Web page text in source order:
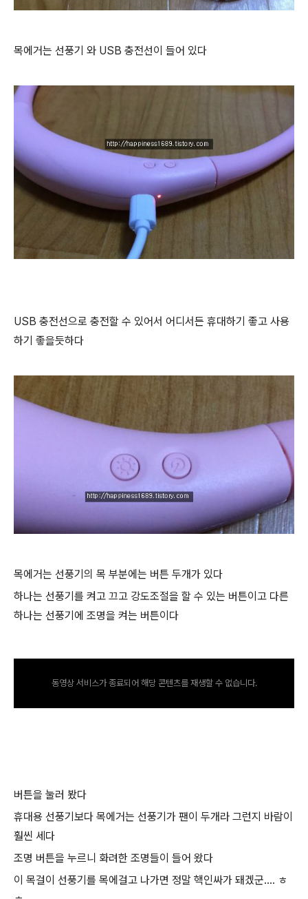
목에거는 선풍기 와 USB 충전선이 들어 있다
USB 충전선으로 충전할 수 있어서 어디서든 휴대하기 좋고 사용
하기 좋을듯하다
목에거는 선풍기의 목 부분에는 버튼 두개가 있다
하나는 선풍기를 켜고 끄고 강도조절을 할 수 있는 버튼이고 다른
하나는 선풍기에 조명을 켜는 버튼이다
동영상 서비스가 종료되어 해당 콘텐츠를 재생할 수 없습니다.
버튼을 눌러 봤다
휴대용 선풍기보다 목에거는 선풍기가 팬이 두개라 그런지 바람이
훨씬 세다
조명 버튼을 누르니 화려한 조명들이 들어 왔다
이 목걸이 선풍기를 목에걸고 나가면 정말 핵인싸가 돼겠군.... ㅎ